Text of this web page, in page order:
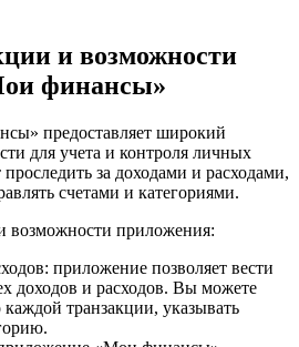
и возможности
финансы»
предоставляет широкий
для учета и контроля личных
за доходами и расходами,
счетами и категориями.
возможности приложения:
приложение позволяет вести
доходов и расходов. Вы можете
каждой транзакции, указывать